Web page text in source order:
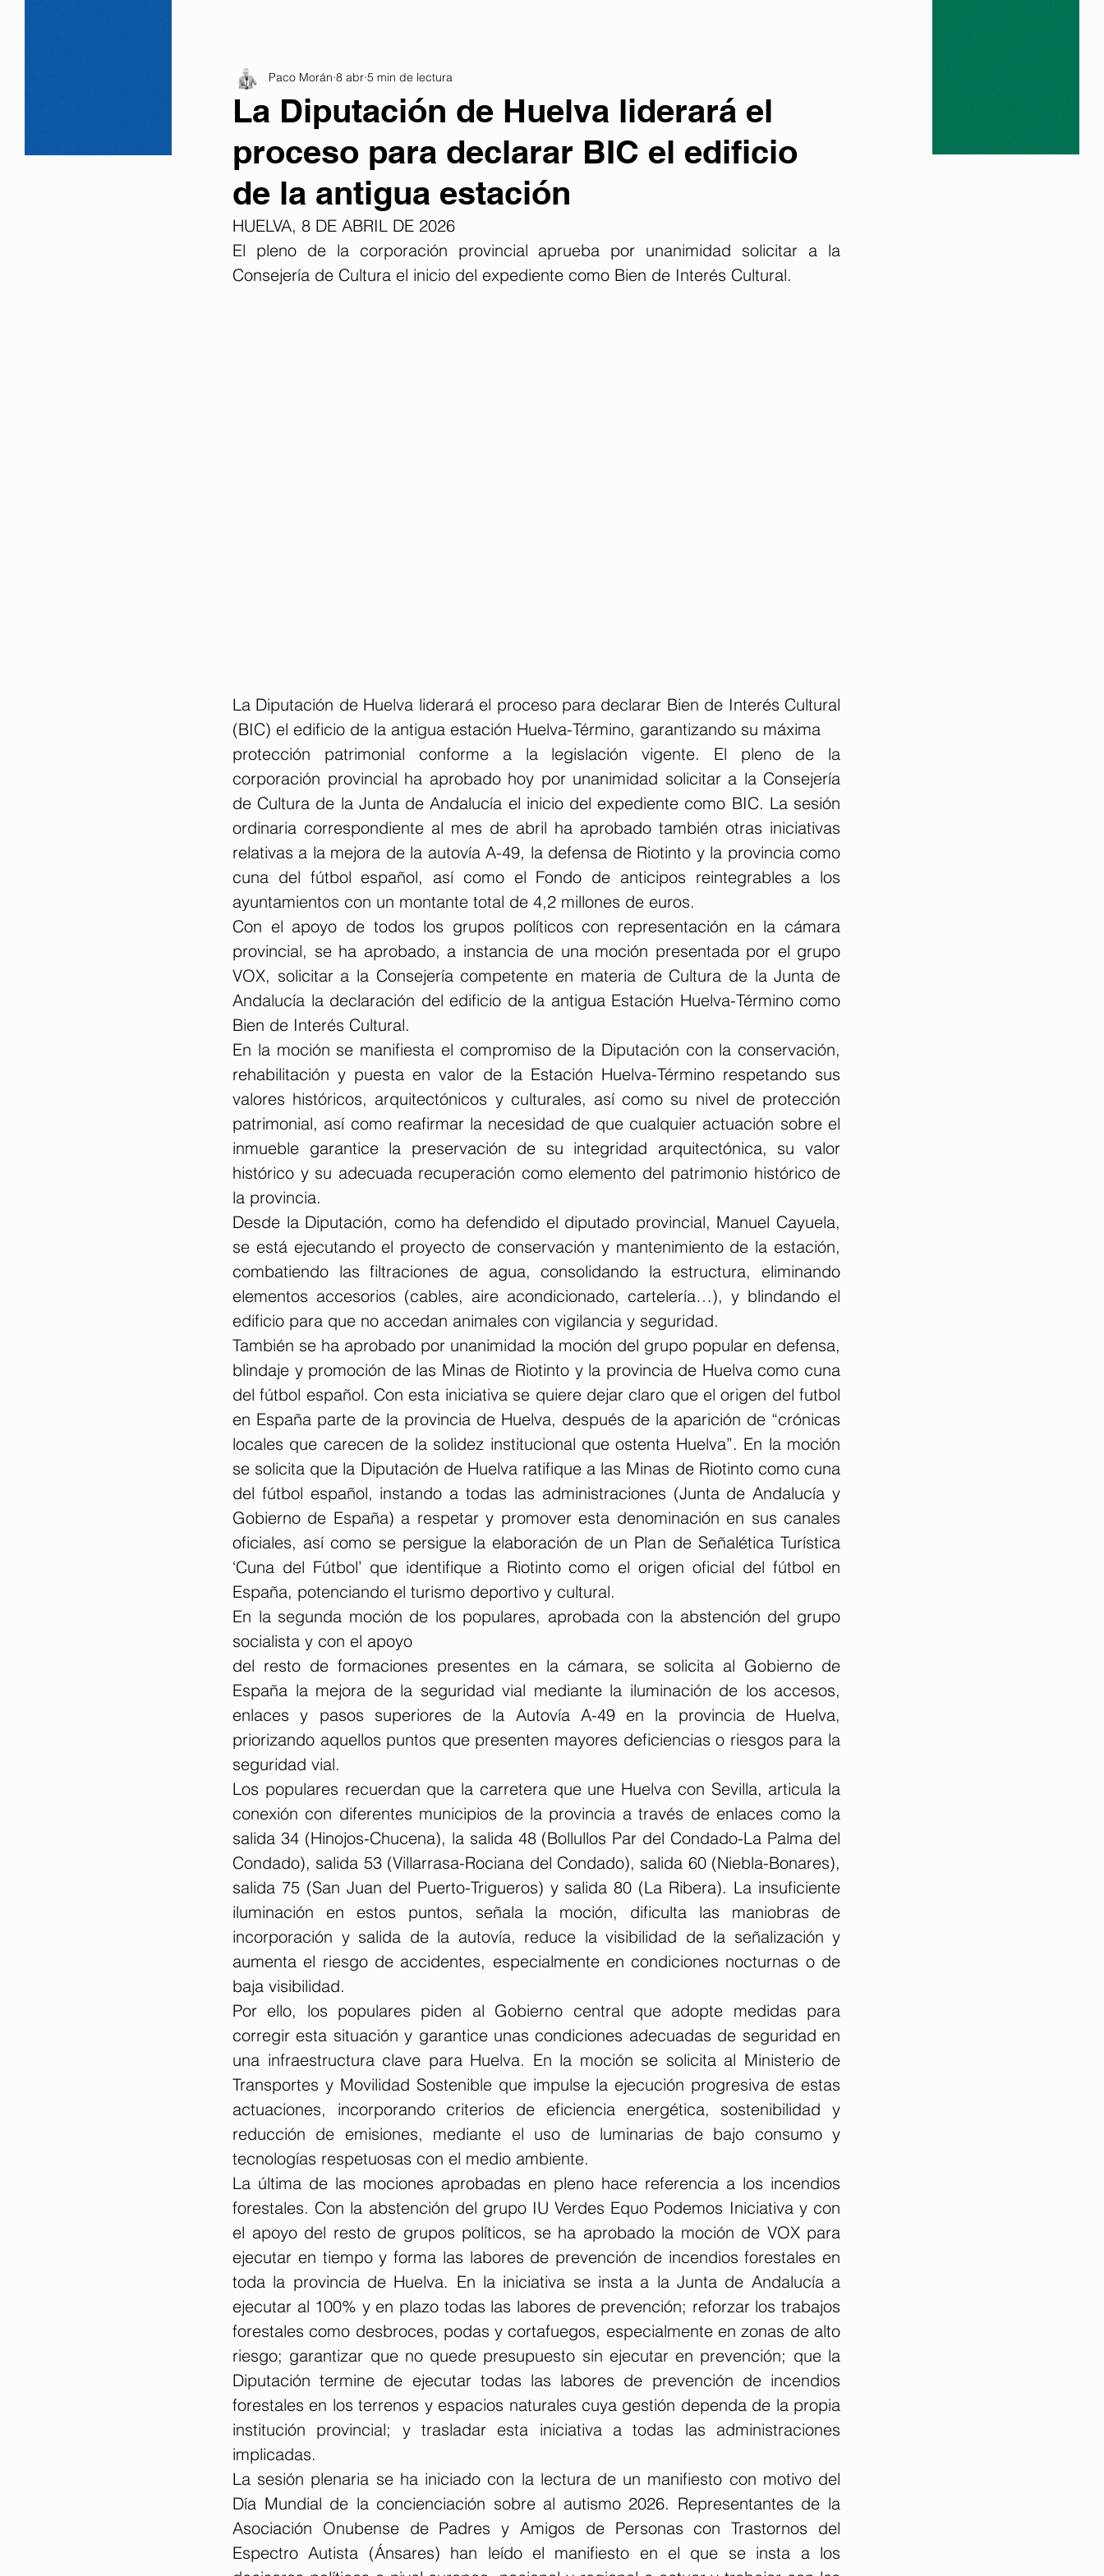
La Diputación de Huelva liderará el
proceso para declarar BIC el edificio
de la antigua estación
Paco Morán 8 abr 5 min de lectura
HUELVA, 8 DE ABRIL DE 2026
El pleno de la corporación provincial aprueba por unanimidad solicitar a la
Consejería de Cultura el inicio del expediente como Bien de Interés Cultural.
La Diputación de Huelva liderará el proceso para declarar Bien de Interés Cultural
(BIC) el edificio de la antigua estación Huelva-Término, garantizando su máxima
protección patrimonial conforme a la legislación vigente. El pleno de la
corporación provincial ha aprobado hoy por unanimidad solicitar a la Consejería
de Cultura de la Junta de Andalucía el inicio del expediente como BIC. La sesión
ordinaria correspondiente al mes de abril ha aprobado también otras iniciativas
relativas a la mejora de la autovía A-49, la defensa de Riotinto y la provincia como
cuna del fútbol español, así como el Fondo de anticipos reintegrables a los
ayuntamientos con un montante total de 4,2 millones de euros.
Con el apoyo de todos los grupos políticos con representación en la cámara
provincial, se ha aprobado, a instancia de una moción presentada por el grupo
VOX, solicitar a la Consejería competente en materia de Cultura de la Junta de
Andalucía la declaración del edificio de la antigua Estación Huelva-Término como
Bien de Interés Cultural.
En la moción se manifiesta el compromiso de la Diputación con la conservación,
rehabilitación y puesta en valor de la Estación Huelva-Término respetando sus
valores históricos, arquitectónicos y culturales, así como su nivel de protección
patrimonial, así como reafirmar la necesidad de que cualquier actuación sobre el
inmueble garantice la preservación de su integridad arquitectónica, su valor
histórico y su adecuada recuperación como elemento del patrimonio histórico de
la provincia.
Desde la Diputación, como ha defendido el diputado provincial, Manuel Cayuela,
se está ejecutando el proyecto de conservación y mantenimiento de la estación,
combatiendo las filtraciones de agua, consolidando la estructura, eliminando
elementos accesorios (cables, aire acondicionado, cartelería…), y blindando el
edificio para que no accedan animales con vigilancia y seguridad.
También se ha aprobado por unanimidad la moción del grupo popular en defensa,
blindaje y promoción de las Minas de Riotinto y la provincia de Huelva como cuna
del fútbol español. Con esta iniciativa se quiere dejar claro que el origen del futbol
en España parte de la provincia de Huelva, después de la aparición de “crónicas
locales que carecen de la solidez institucional que ostenta Huelva”. En la moción
se solicita que la Diputación de Huelva ratifique a las Minas de Riotinto como cuna
del fútbol español, instando a todas las administraciones (Junta de Andalucía y
Gobierno de España) a respetar y promover esta denominación en sus canales
oficiales, así como se persigue la elaboración de un Plan de Señalética Turística
‘Cuna del Fútbol’ que identifique a Riotinto como el origen oficial del fútbol en
España, potenciando el turismo deportivo y cultural.
En la segunda moción de los populares, aprobada con la abstención del grupo
socialista y con el apoyo
del resto de formaciones presentes en la cámara, se solicita al Gobierno de
España la mejora de la seguridad vial mediante la iluminación de los accesos,
enlaces y pasos superiores de la Autovía A-49 en la provincia de Huelva,
priorizando aquellos puntos que presenten mayores deficiencias o riesgos para la
seguridad vial.
Los populares recuerdan que la carretera que une Huelva con Sevilla, articula la
conexión con diferentes municipios de la provincia a través de enlaces como la
salida 34 (Hinojos-Chucena), la salida 48 (Bollullos Par del Condado-La Palma del
Condado), salida 53 (Villarrasa-Rociana del Condado), salida 60 (Niebla-Bonares),
salida 75 (San Juan del Puerto-Trigueros) y salida 80 (La Ribera). La insuficiente
iluminación en estos puntos, señala la moción, dificulta las maniobras de
incorporación y salida de la autovía, reduce la visibilidad de la señalización y
aumenta el riesgo de accidentes, especialmente en condiciones nocturnas o de
baja visibilidad.
Por ello, los populares piden al Gobierno central que adopte medidas para
corregir esta situación y garantice unas condiciones adecuadas de seguridad en
una infraestructura clave para Huelva. En la moción se solicita al Ministerio de
Transportes y Movilidad Sostenible que impulse la ejecución progresiva de estas
actuaciones, incorporando criterios de eficiencia energética, sostenibilidad y
reducción de emisiones, mediante el uso de luminarias de bajo consumo y
tecnologías respetuosas con el medio ambiente.
La última de las mociones aprobadas en pleno hace referencia a los incendios
forestales. Con la abstención del grupo IU Verdes Equo Podemos Iniciativa y con
el apoyo del resto de grupos políticos, se ha aprobado la moción de VOX para
ejecutar en tiempo y forma las labores de prevención de incendios forestales en
toda la provincia de Huelva. En la iniciativa se insta a la Junta de Andalucía a
ejecutar al 100% y en plazo todas las labores de prevención; reforzar los trabajos
forestales como desbroces, podas y cortafuegos, especialmente en zonas de alto
riesgo; garantizar que no quede presupuesto sin ejecutar en prevención; que la
Diputación termine de ejecutar todas las labores de prevención de incendios
forestales en los terrenos y espacios naturales cuya gestión dependa de la propia
institución provincial; y trasladar esta iniciativa a todas las administraciones
implicadas.
La sesión plenaria se ha iniciado con la lectura de un manifiesto con motivo del
Día Mundial de la concienciación sobre al autismo 2026. Representantes de la
Asociación Onubense de Padres y Amigos de Personas con Trastornos del
Espectro Autista (Ánsares) han leído el manifiesto en el que se insta a los